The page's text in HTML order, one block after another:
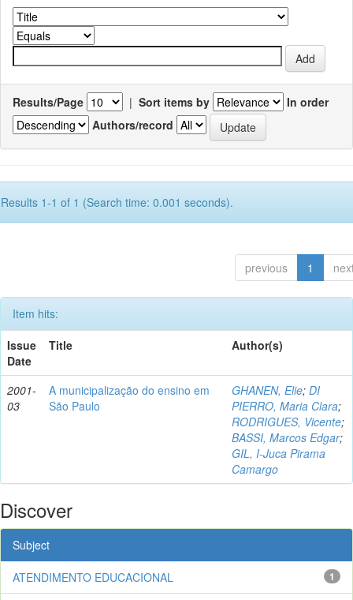
Results/Page | Sort items by
In order
Authors/record
Results 1-1 of 1 (Search time: 0.001 seconds).
previous 1
Item hits:
Issue
Date
Title Author(s)
2001-
03
A municipalização do ensino em
São Paulo
GHANEN, Elie; DI
PIERRO, Maria Clara;
RODRIGUES, Vicente;
BASSI, Marcos Edgar;
GIL, I-Juca Pirama
Camargo
Discover
Subject
1
ATENDIMENTO EDUCACIONAL